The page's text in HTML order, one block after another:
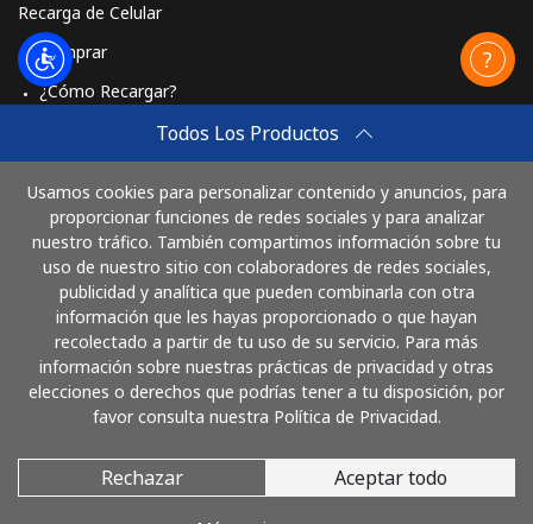
Todos Los Productos
Usamos cookies para personalizar contenido y anuncios, para
proporcionar funciones de redes sociales y para analizar
nuestro tráfico. También compartimos información sobre tu
uso de nuestro sitio con colaboradores de redes sociales,
publicidad y analítica que pueden combinarla con otra
información que les hayas proporcionado o que hayan
recolectado a partir de tu uso de su servicio. Para más
información sobre nuestras prácticas de privacidad y otras
elecciones o derechos que podrías tener a tu disposición, por
favor consulta nuestra Política de Privacidad.
Rechazar Aceptar todo
Recarga de Celular
Comprar
¿Cómo Recargar?
Cómo funciona
Paga con
© 2026 LlamaArgentina